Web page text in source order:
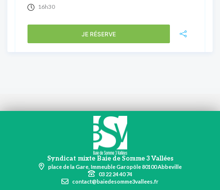
16h30
JE RÉSERVE
Syndicat mixte Baie de Somme 3 Vallées
place de la Gare, Immeuble Garopôle 80100 Abbeville
03 22 24 40 74
contact@baiedesomme3vallees.fr